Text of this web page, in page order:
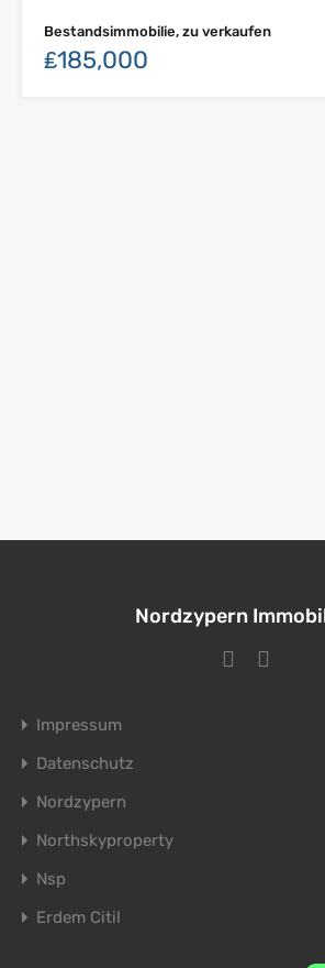
Bestandsimmobilie, zu verkaufen
₤185,000
Nordzypern
Impressum
Datenschutz
Nordzypern
Northskyproperty
Nsp
Erdem Citil